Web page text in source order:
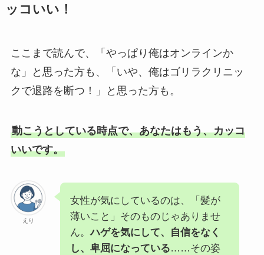
ッコいい！
ここまで読んで、「やっぱり俺はオンラインか
な」と思った方も、「いや、俺はゴリラクリニッ
クで退路を断つ！」と思った方も。
動こうとしている時点で、あなたはもう、カッコ
いいです。
えり
女性が気にしているのは、「髪が
薄いこと」そのものじゃありませ
ん。ハゲを気にして、自信をなく
し、卑屈になっている……その姿